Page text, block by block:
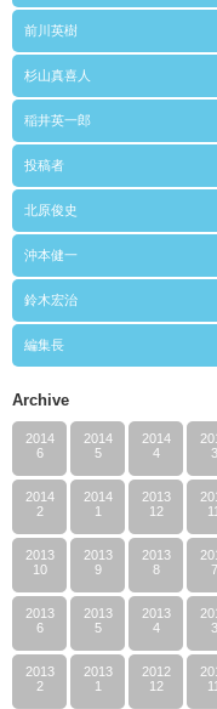
前川英樹
杉山真喜人
稲井英一郎
投稿者
北原俊史
沖本健一
鈴木宏治
編集長
Archive
2014
6
2014
5
2014
4
3
2014
2
2014
1
2013
12
11
2013
10
2013
9
2013
8
7
2013
6
2013
5
2013
4
3
2013
2
2013
1
2012
12
11